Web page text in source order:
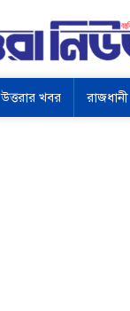
উত্তরার খবর রাজধানী